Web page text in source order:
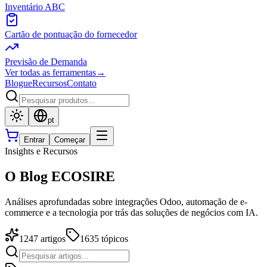
Inventário ABC
Cartão de pontuação do fornecedor
Previsão de Demanda
Ver todas as ferramentas→
BlogueRecursosContato
pt
Entrar Começar
Insights e Recursos
O Blog ECOSIRE
Análises aprofundadas sobre integrações Odoo, automação de e-
commerce e a tecnologia por trás das soluções de negócios com IA.
1247 artigos 1635 tópicos